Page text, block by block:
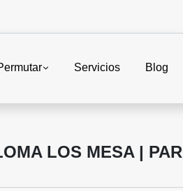
Servicios Blog
LOS MESA |